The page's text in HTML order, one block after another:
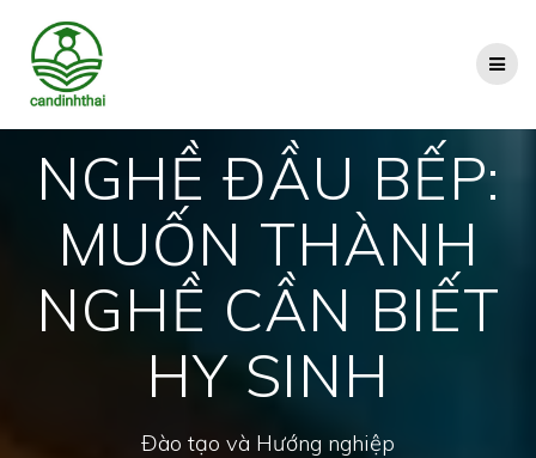
NGHỀ ĐẦU BẾP:
MUỐN THÀNH
NGHỀ CẦN BIẾT
HY SINH
Đào tạo và Hướng nghiệp